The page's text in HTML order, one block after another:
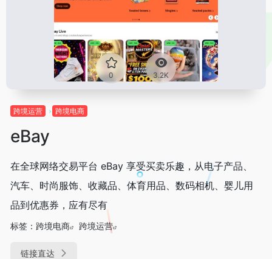
0 3.2K
跨境运营 跨境电商
eBay
在全球网络交易平台 eBay 享受买卖乐趣，从电子产品、
汽车、时尚服饰、收藏品、体育用品、数码相机、婴儿用
品到优惠券，应有尽有
标签： 跨境电商 跨境运营
链接直达